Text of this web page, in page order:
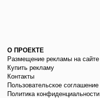
О ПРОЕКТЕ
Размещение рекламы на сайте
Купить рекламу
Контакты
Пользовательское соглашение
Политика конфиденциальности